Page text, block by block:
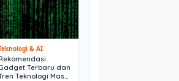
& AI
Terbaru dan
Teknologi Masa